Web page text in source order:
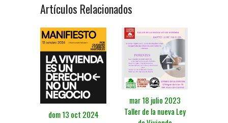
Artículos Relacionados
dom 13 oct 2024
mar 18 julio 2023
Taller de la nueva Ley